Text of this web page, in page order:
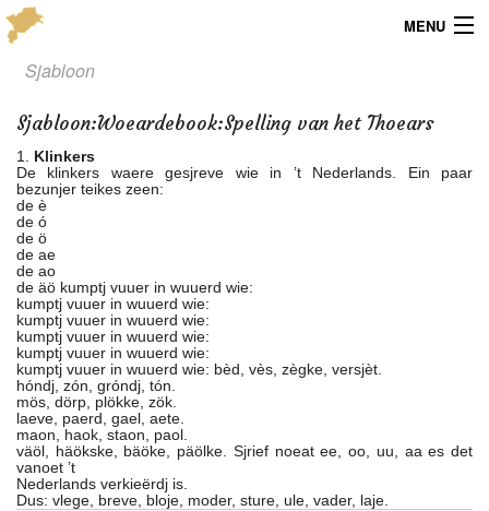
MENU
Menu
Publicaties
Dialect
Locaties
Kaarten
Overig
Verenigingsinfo
Sjabloon
Sjabloon:Woeardebook:Spelling van het Thoears
1. Klinkers
De klinkers waere gesjreve wie in ’t Nederlands. Ein paar
bezunjer teikes zeen:
de è
de ó
de ö
de ae
de ao
de äö kumptj vuuer in wuuerd wie:
kumptj vuuer in wuuerd wie:
kumptj vuuer in wuuerd wie:
kumptj vuuer in wuuerd wie:
kumptj vuuer in wuuerd wie:
kumptj vuuer in wuuerd wie: bèd, vès, zègke, versjèt.
hóndj, zón, gróndj, tón.
mös, dörp, plökke, zök.
laeve, paerd, gael, aete.
maon, haok, staon, paol.
väöl, häökske, bäöke, päölke. Sjrief noeat ee, oo, uu, aa es det
vanoet ’t
Nederlands verkieërdj is.
Dus: vlege, breve, bloje, moder, sture, ule, vader, laje.